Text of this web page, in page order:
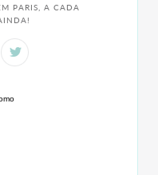
PARIS, A CADA